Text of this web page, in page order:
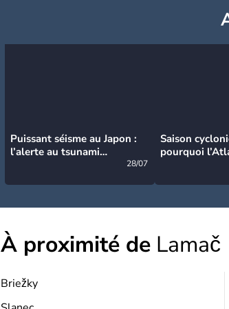
Puissant séisme au Japon :
l’alerte au tsunami
28/07
Saison
pourquoi
À proximité de Lamač
Briežky